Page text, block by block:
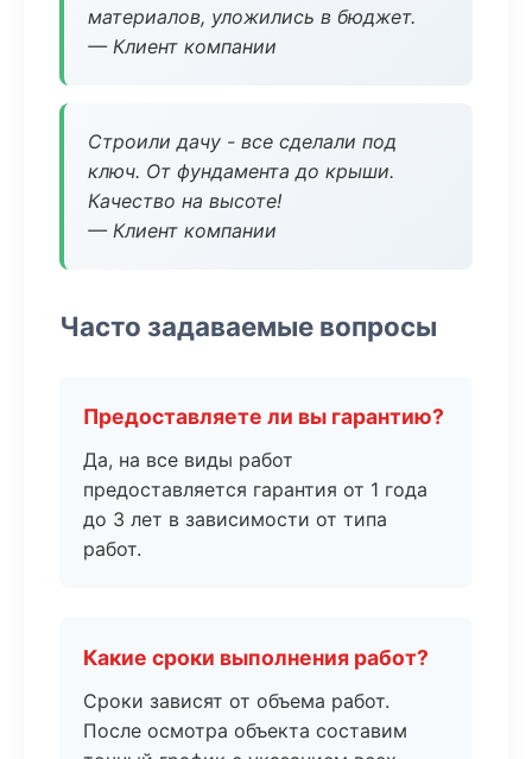
материалов, уложились в бюджет.
— Клиент компании
Строили дачу - все сделали под
ключ. От фундамента до крыши.
Качество на высоте!
— Клиент компании
Часто задаваемые вопросы
Предоставляете ли вы гарантию?
Да, на все виды работ
предоставляется гарантия от 1 года
до 3 лет в зависимости от типа
работ.
Какие сроки выполнения работ?
Сроки зависят от объема работ.
После осмотра объекта составим